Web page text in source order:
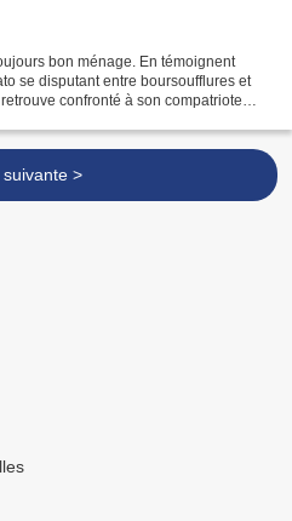
bon ménage. En témoignent
se disputant entre boursoufflures et
confronté à son compatriote
suivante >